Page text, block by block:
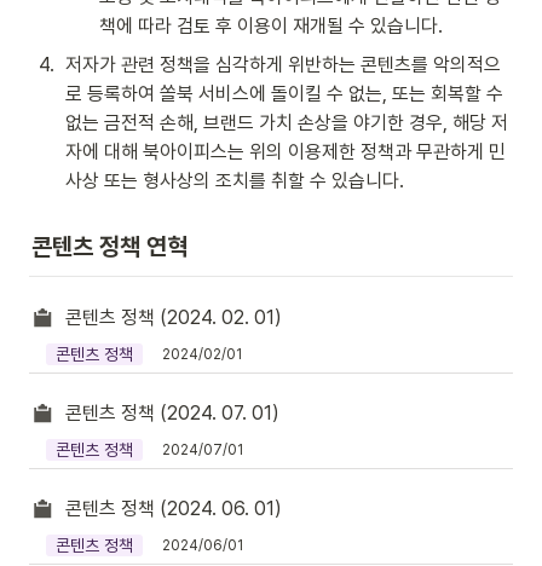
책에 따라 검토 후 이용이 재개될 수 있습니다.
4. 저자가 관련 정책을 심각하게 위반하는 콘텐츠를 악의적으
로 등록하여 쏠북 서비스에 돌이킬 수 없는, 또는 회복할 수
없는 금전적 손해, 브랜드 가치 손상을 야기한 경우, 해당 저
자에 대해 북아이피스는 위의 이용제한 정책과 무관하게 민
사상 또는 형사상의 조치를 취할 수 있습니다.
콘텐츠 정책 연혁
콘텐츠 정책 (2024. 02. 01)
콘텐츠 정책 2024/02/01
콘텐츠 정책 (2024. 07. 01)
콘텐츠 정책 2024/07/01
콘텐츠 정책 (2024. 06. 01)
콘텐츠 정책 2024/06/01